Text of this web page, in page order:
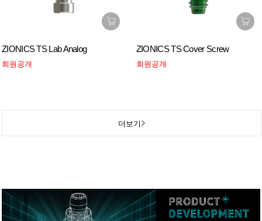
ZIONICS TS Lab Analog
회원공개
ZIONICS TS Cover Screw
회원공개
더보기